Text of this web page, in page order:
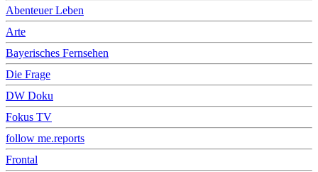
Abenteuer Leben
Arte
Bayerisches Fernsehen
Die Frage
DW Doku
Fokus TV
follow me.reports
Frontal